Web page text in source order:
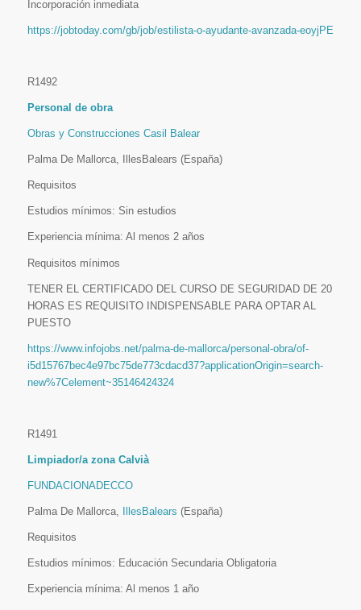
Incorporación inmediata
https://jobtoday.com/gb/job/estilista-o-ayudante-avanzada-eoyjPE
R1492
Personal de obra
Obras y Construcciones Casil Balear
Palma De Mallorca, IllesBalears (España)
Requisitos
Estudios mínimos: Sin estudios
Experiencia mínima: Al menos 2 años
Requisitos mínimos
TENER EL CERTIFICADO DEL CURSO DE SEGURIDAD DE 20
HORAS ES REQUISITO INDISPENSABLE PARA OPTAR AL
PUESTO
https://www.infojobs.net/palma-de-mallorca/personal-obra/of-
i5d15767bec4e97bc75de773cdacd37?applicationOrigin=search-
new%7Celement~35146424324
R1491
Limpiador/a zona Calvià
FUNDACIONADECCO
Palma De Mallorca, IllesBalears (España)
Requisitos
Estudios mínimos: Educación Secundaria Obligatoria
Experiencia mínima: Al menos 1 año